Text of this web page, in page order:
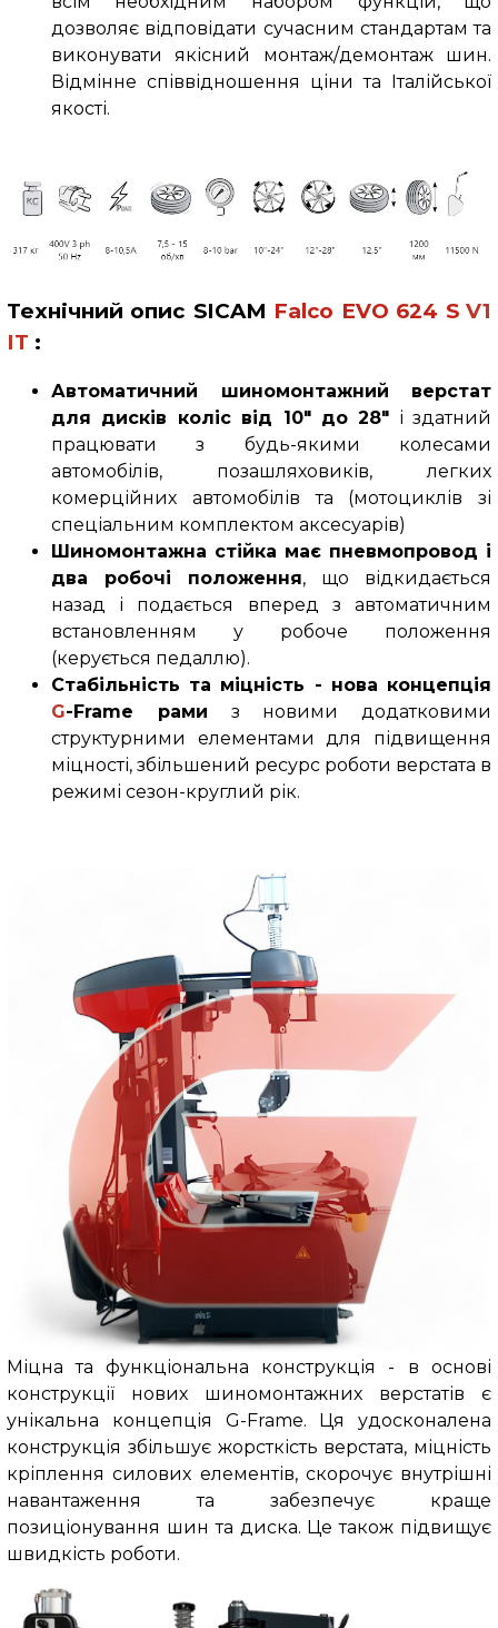
дозволяє відповідати сучасним стандартам та
виконувати якісний монтаж/демонтаж шин.
Відмінне співвідношення ціни та Італійської
якості.
Технічний опис SICAM Falco EVO 624 SV1
IT :
Автоматичний шиномонтажний верстат
для дисків коліс від 10" до 28" і здатний
працювати з будь-якими колесами
автомобілів, позашляховиків, легких
комерційних автомобілів та (мотоциклів зі
спеціальним комплектом аксесуарів)
Шиномонтажна стійка має пневмопровод і
два робочі положення, що відкидається
назад і подається вперед з автоматичним
встановленням у робоче положення
(керується педаллю).
Стабільність та міцність - нова концепція
G-Frame рами з новими додатковими
структурними елементами для підвищення
міцності, збільшений ресурс роботи верстата в
режимі сезон-круглий рік.
Міцна та функціональна конструкція -
в основі
конструкції нових шиномонтажних верстатів є
унікальна концепція G-Frame. Ця удосконалена
конструкція збільшує жорсткість верстата, міцність
кріплення силових елементів, скорочує внутрішні
навантаження та забезпечує краще
позиціонування шин та диска. Це також підвищує
швидкість роботи.